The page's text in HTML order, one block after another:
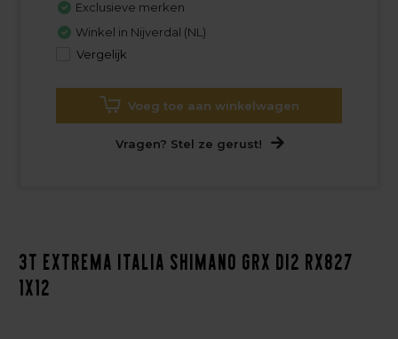
Exclusieve merken
Winkel in Nijverdal (NL)
Vergelijk
Voeg toe aan winkelwagen
Vragen? Stel ze gerust!
3T Extrema Italia Shimano GRX Di2 RX827
1x12